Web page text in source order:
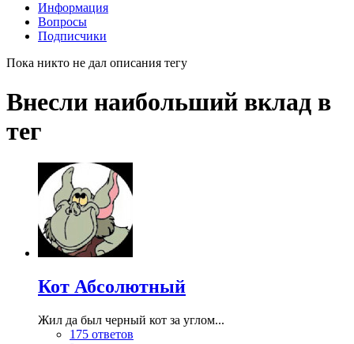
Информация
Вопросы
Подписчики
Пока никто не дал описания тегу
Внесли наибольший вклад в
тег
Кот Абсолютный
Жил да был черный кот за углом...
175 ответов